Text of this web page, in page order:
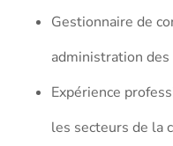
Gestionnaire de
administration des
Expérience
les secteurs de la